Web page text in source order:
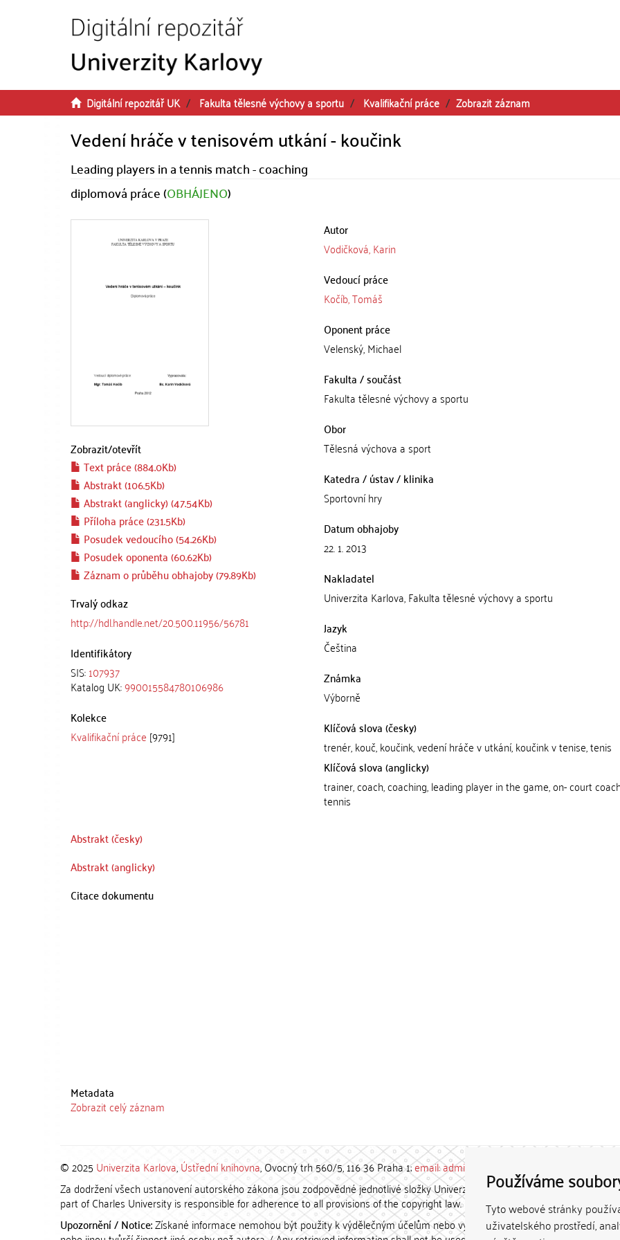
Používáme
Tyto webové stránky
uživatelského prostředí,
Digitální repozitář UK Fakulta tělesné výchovy a sportu Kvalifikační práce Zobrazit záznam
Vedení hráče v tenisovém utkání - koučink
Leading players in a tennis match - coaching
diplomová práce (OBHÁJENO)
Zobrazit/otevřít
Text práce (884.0Kb)
Abstrakt (106.5Kb)
Abstrakt (anglicky) (47.54Kb)
Příloha práce (231.5Kb)
Posudek vedoucího (54.26Kb)
Posudek oponenta (60.62Kb)
Záznam o průběhu obhajoby (79.89Kb)
Trvalý odkaz
http://hdl.handle.net/20.500.11956/56781
Identifikátory
SIS:107937
Katalog UK:990015584780106986
Kolekce
Kvalifikační práce [9791]
Autor
Vodičková, Karin
Vedoucí práce
Kočíb, Tomáš
Oponent práce
Velenský, Michael
Fakulta / součást
Fakulta tělesné výchovy a sportu
Obor
Tělesná výchova a sport
Katedra / ústav / klinika
Sportovní hry
Datum obhajoby
22. 1. 2013
Nakladatel
Univerzita Karlova, Fakulta tělesné výchovy a sportu
Jazyk
Čeština
Známka
Výborně
Klíčová slova (česky)
trenér, kouč, koučink, vedení hráče v utkání, koučink v tenise, tenis
Klíčová slova (anglicky)
trainer, coach, coaching, leading player in the game, on- court
tennis
Abstrakt (česky)
Abstrakt (anglicky)
Citace dokumentu
Metadata
Zobrazit celý záznam
© 2025 Univerzita Karlova,Ústřední knihovna, Ovocný trh 560/5, 116 36 Praha 1;email: admin-repozitar [at] cuni.cz
Za dodržení všech ustanovení autorského zákona jsou zodpovědné jednotlivé složky Univerzity Karlovy. / Each constituent
part of Charles University is responsible for adherence to all provisions of the copyright law.
Upozornění / Notice:Získané informace nemohou být použity k výdělečným účelům nebo vydávány za studijní, vědeckou